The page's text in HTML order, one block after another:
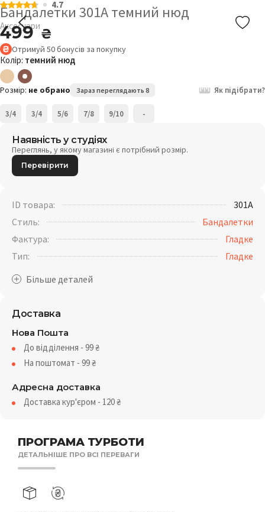
4.7
Бандалетки 301A темний нюд
Аксесуари
499₴
Отримуй 50бонусів за покупку
Колір: темний нюд
Розмір: не обрано Зараз переглядають 8 Як підібрати?
3/4 3/4 5/6 7/8 9/10 -
ПРОГРАМА ТУРБОТИ
ДЕТАЛЬНІШЕ ПРО ВСІ ПЕРЕВАГИ
Наявність у студіях
Переглянь, у якому магазині є потрібний розмір.
Перевірити
ID товара:
301A
Стиль:
Бандалетки
Фактура:
Гладке
Тип:
Гладке
Доставка
Нова Пошта
До відділення - 99₴
На поштомат - 99₴
Адресна доставка
Доставка кур'єром - 120₴